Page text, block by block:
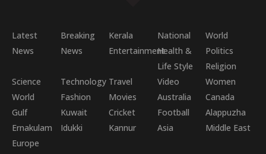
Latest
News
Breaking
News
Kerala National
World
EntertainmentHealth &
Life Style
Politics
Religion
Science
World
Technology Travel Video
Women
Fashion
Movies Australia
Canada
Gulf
Kuwait Cricket Football
Alappuzha
Ernakulam
Idukki Kannur Asia
Middle East
Europe